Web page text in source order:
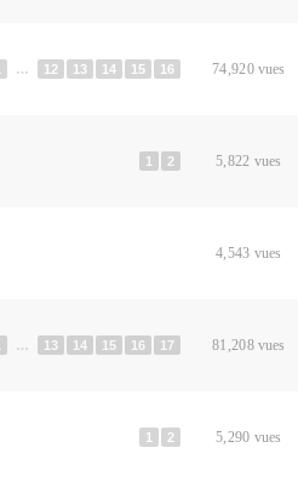
… 12 13 14 15 16 74,920 vues
1 2 5,822 vues
4,543 vues
… 13 14 15 16 17 81,208 vues
1 2 5,290 vues